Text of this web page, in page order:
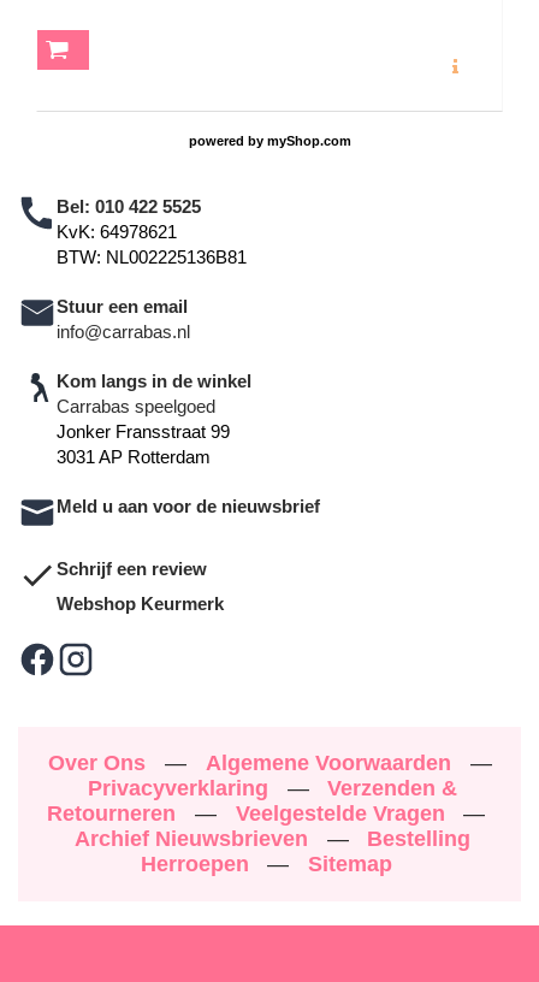
powered by myShop.com
Bel: 010 422 5525
KvK: 64978621
BTW: NL002225136B81
Stuur een email
info@carrabas.nl
Kom langs in de winkel
Carrabas speelgoed
Jonker Fransstraat 99
3031 AP Rotterdam
Meld u aan voor de nieuwsbrief
Schrijf een review
Webshop Keurmerk
Over Ons — Algemene Voorwaarden
—
Privacyverklaring
—
Verzenden &
Retourneren
— Veelgestelde Vragen
—
Archief Nieuwsbrieven
—
Bestelling
Herroepen
— Sitemap